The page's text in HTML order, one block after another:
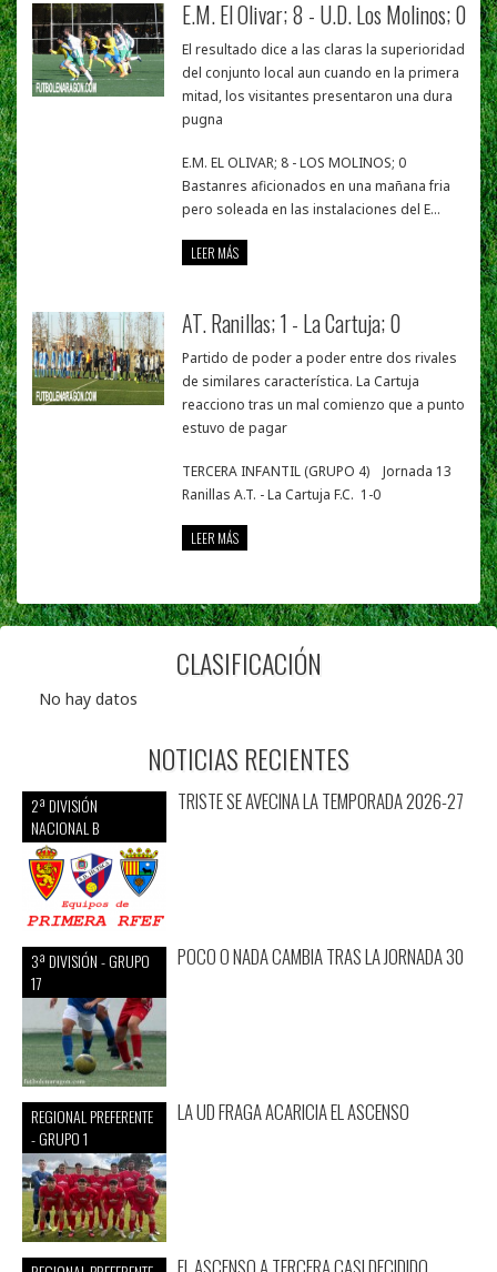
E.M. El Olivar; 8 - U.D. Los Molinos; 0
El resultado dice a las claras la superioridad
del conjunto local aun cuando en la primera
mitad, los visitantes presentaron una dura
pugna
E.M. EL OLIVAR; 8 - LOS MOLINOS; 0
Bastanres aficionados en una mañana fria
pero soleada en las instalaciones del E...
LEER MÁS
AT. Ranillas; 1 - La Cartuja; 0
Partido de poder a poder entre dos rivales
de similares característica. La Cartuja
reacciono tras un mal comienzo que a punto
estuvo de pagar
TERCERA INFANTIL (GRUPO 4) Jornada 13
Ranillas A.T. - La Cartuja F.C. 1-0
LEER MÁS
CLASIFICACIÓN
No hay datos
NOTICIAS RECIENTES
2ª DIVISIÓN
NACIONAL B
TRISTE SE AVECINA LA TEMPORADA 2026-27
3ª DIVISIÓN - GRUPO
17
POCO O NADA CAMBIA TRAS LA JORNADA 30
REGIONAL PREFERENTE
- GRUPO 1
LA UD FRAGA ACARICIA EL ASCENSO